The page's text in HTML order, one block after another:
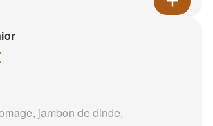
jambon de dinde,